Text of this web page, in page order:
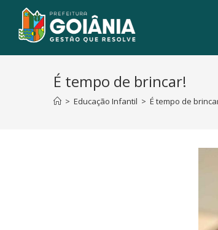
É tempo de brincar!
> Educação Infantil > É tempo de